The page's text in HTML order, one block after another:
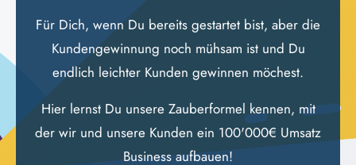
Für Dich, wenn Du bereits gestartet bist, aber die
Kundengewinnung noch mühsam ist und Du
endlich leichter Kunden gewinnen möchest.
Hier lernst Du unsere Zauberformel kennen, mit
der wir und unsere Kunden ein 100'000€ Umsatz
Business aufbauen!